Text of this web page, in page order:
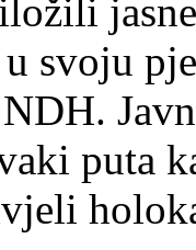
svoju
puta